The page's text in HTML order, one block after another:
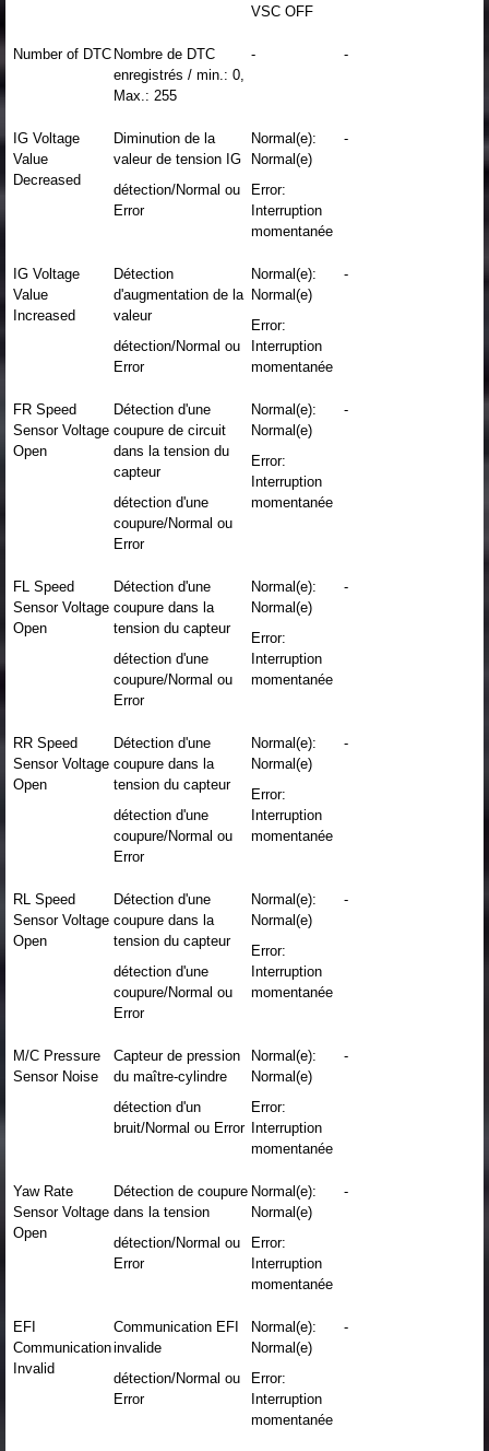
VSC OFF
Number of DTC Nombre de DTC
enregistrés / min.: 0,
Max.: 255
- -
IG Voltage
Value
Decreased
Diminution de la
valeur de tension IG
détection/Normal ou
Error
Normal(e):
Normal(e)
Error:
Interruption
momentanée
-
IG Voltage
Value
Increased
Détection
d'augmentation de la
valeur
détection/Normal ou
Error
Normal(e):
Normal(e)
Error:
Interruption
momentanée
-
FR Speed
Sensor Voltage
Open
Détection d'une
coupure de circuit
dans la tension du
capteur
détection d'une
coupure/Normal ou
Error
Normal(e):
Normal(e)
Error:
Interruption
momentanée
-
FL Speed
Sensor Voltage
Open
Détection d'une
coupure dans la
tension du capteur
détection d'une
coupure/Normal ou
Error
Normal(e):
Normal(e)
Error:
Interruption
momentanée
-
RR Speed
Sensor Voltage
Open
Détection d'une
coupure dans la
tension du capteur
détection d'une
coupure/Normal ou
Error
Normal(e):
Normal(e)
Error:
Interruption
momentanée
-
RL Speed
Sensor Voltage
Open
Détection d'une
coupure dans la
tension du capteur
détection d'une
coupure/Normal ou
Error
Normal(e):
Normal(e)
Error:
Interruption
momentanée
-
M/C Pressure
Sensor Noise
Capteur de pression
du maître-cylindre
détection d'un
bruit/Normal ou Error
Normal(e):
Normal(e)
Error:
Interruption
momentanée
-
Yaw Rate
Sensor Voltage
Open
Détection de coupure
dans la tension
détection/Normal ou
Error
Normal(e):
Normal(e)
Error:
Interruption
momentanée
-
EFI
Communication
Invalid
Communication EFI
invalide
détection/Normal ou
Error
Normal(e):
Normal(e)
Error:
Interruption
momentanée
-